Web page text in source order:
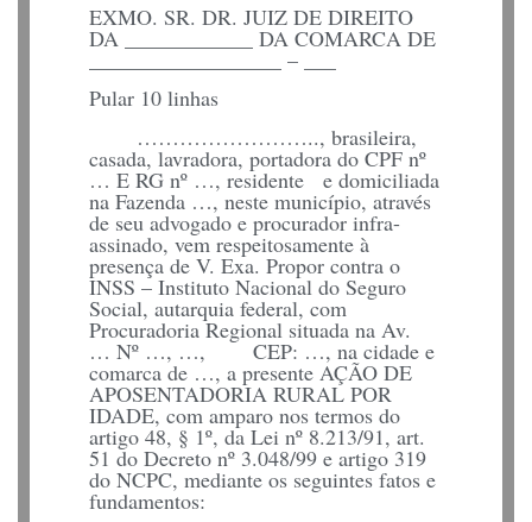
EXMO. SR. DR. JUIZ DE DIREITO
DA ____________ DA COMARCA DE
__________________ – ___
Pular 10 linhas
…………………….., brasileira,
casada, lavradora, portadora do CPF nº
… E RG nº …, residente e domiciliada
na Fazenda …, neste município, através
de seu advogado e procurador infra-
assinado, vem respeitosamente à
presença de V. Exa. Propor contra o
INSS – Instituto Nacional do Seguro
Social, autarquia federal, com
Procuradoria Regional situada na Av.
… Nº …, …, CEP: …, na cidade e
comarca de …, a presente AÇÃO DE
APOSENTADORIA RURAL POR
IDADE, com amparo nos termos do
artigo 48, § 1º, da Lei nº 8.213/91, art.
51 do Decreto nº 3.048/99 e artigo 319
do NCPC, mediante os seguintes fatos e
fundamentos: